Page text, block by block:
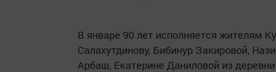
В январе 90 лет исполняется жителям
Салахутдинову, Бибинур Закировой,
Арбаш, Екатерине Даниловой из